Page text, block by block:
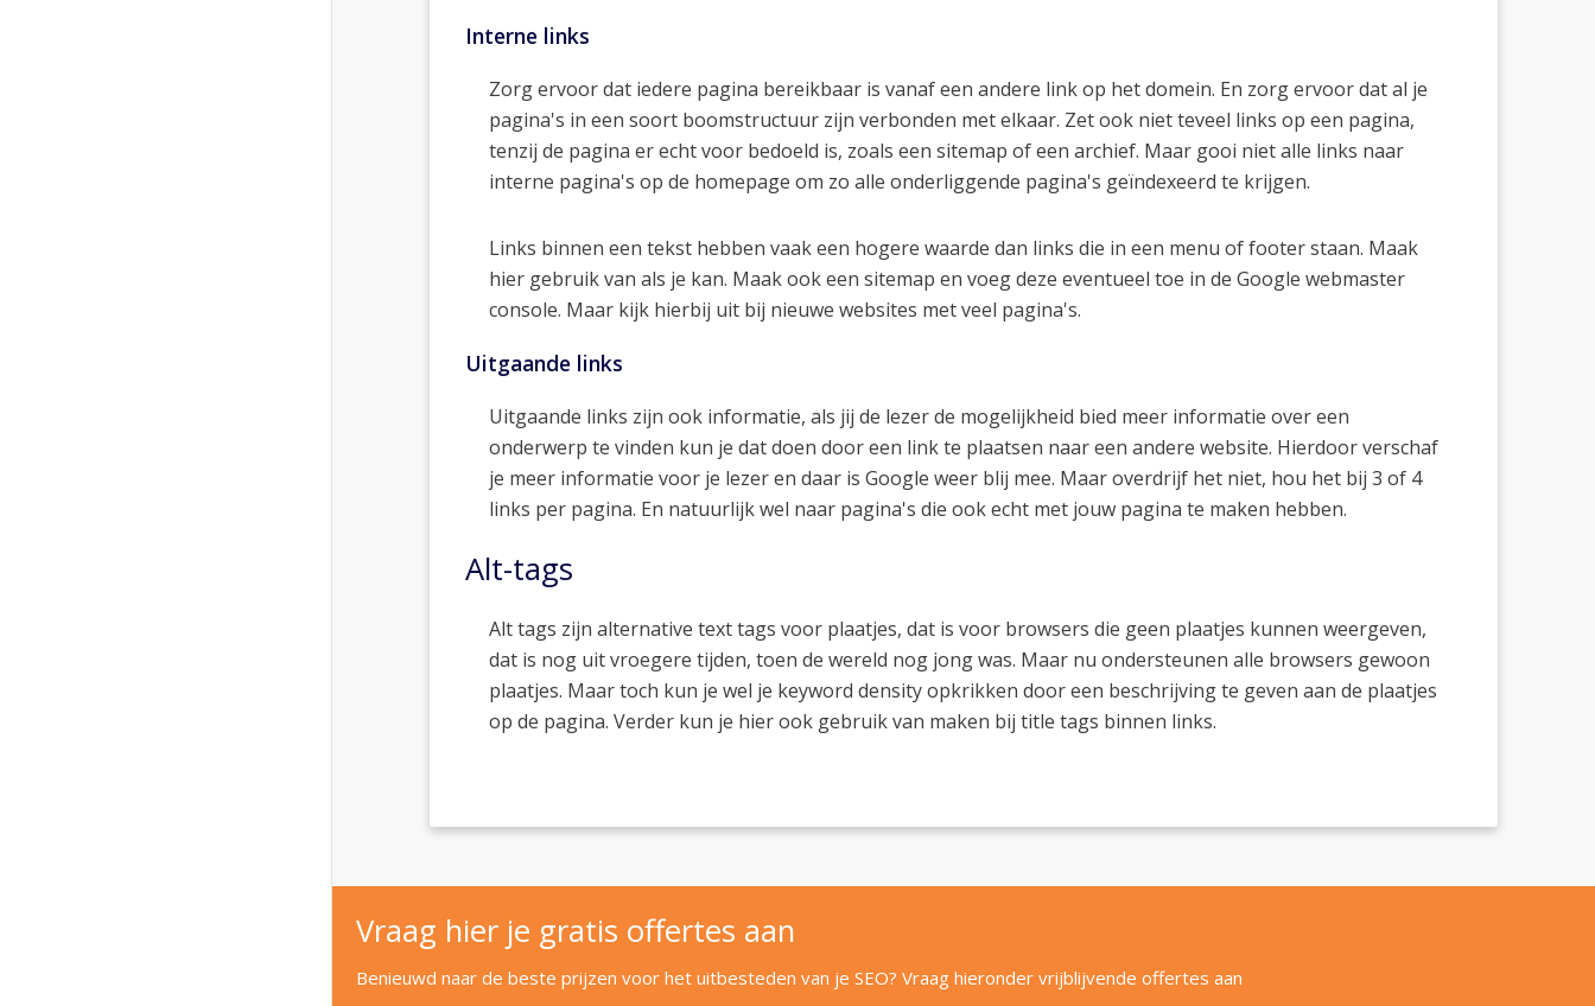
Interne links
Zorg ervoor dat iedere pagina bereikbaar is vanaf een andere link op het domein. En zorg ervoor dat al je
pagina's in een soort boomstructuur zijn verbonden met elkaar. Zet ook niet teveel links op een pagina,
tenzij de pagina er echt voor bedoeld is, zoals een sitemap of een archief. Maar gooi niet alle links naar
interne pagina's op de homepage om zo alle onderliggende pagina's geïndexeerd te krijgen.
Links binnen een tekst hebben vaak een hogere waarde dan links die in een menu of footer staan. Maak
hier gebruik van als je kan. Maak ook een sitemap en voeg deze eventueel toe in de Google webmaster
console. Maar kijk hierbij uit bij nieuwe websites met veel pagina's.
Uitgaande links
Uitgaande links zijn ook informatie, als jij de lezer de mogelijkheid bied meer informatie over een
onderwerp te vinden kun je dat doen door een link te plaatsen naar een andere website. Hierdoor verschaf
je meer informatie voor je lezer en daar is Google weer blij mee. Maar overdrijf het niet, hou het bij 3 of 4
links per pagina. En natuurlijk wel naar pagina's die ook echt met jouw pagina te maken hebben.
Alt-tags
Alt tags zijn alternative text tags voor plaatjes, dat is voor browsers die geen plaatjes kunnen weergeven,
dat is nog uit vroegere tijden, toen de wereld nog jong was. Maar nu ondersteunen alle browsers gewoon
plaatjes. Maar toch kun je wel je keyword density opkrikken door een beschrijving te geven aan de plaatjes
op de pagina. Verder kun je hier ook gebruik van maken bij title tags binnen links.
Vraag hier je gratis offertes aan
Benieuwd naar de beste prijzen voor het uitbesteden van je SEO? Vraag hieronder vrijblijvende offertes aan